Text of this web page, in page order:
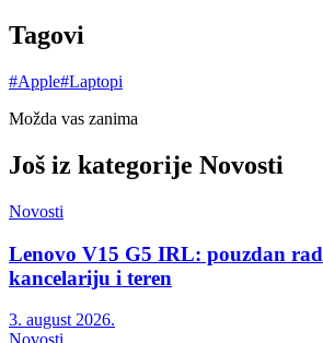
Tagovi
#Apple#Laptopi
Možda vas zanima
Još iz kategorije Novosti
Novosti
Lenovo V15 G5 IRL: pouzdan
kancelariju i teren
3. august 2026.